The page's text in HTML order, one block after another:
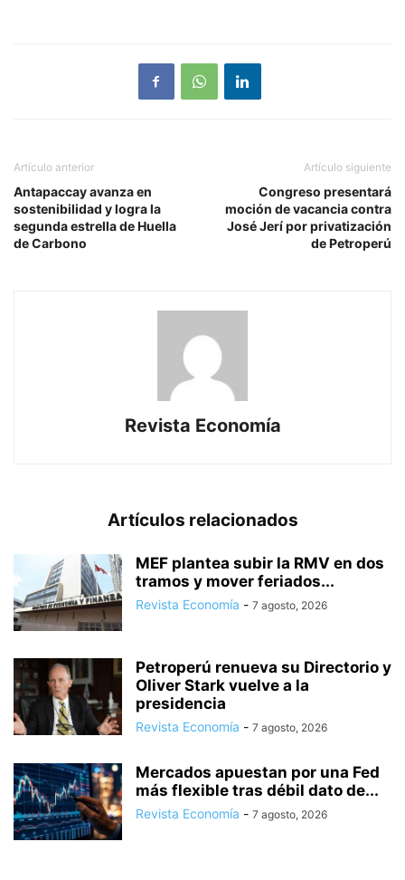
Artículo anterior
Antapaccay avanza en
sostenibilidad y logra la
segunda estrella de Huella
de Carbono
Artículo siguiente
Congreso presentará
moción de vacancia contra
José Jerí por privatización
de Petroperú
Revista Economía
Artículos relacionados
MEF plantea subir la RMV en dos
tramos y mover feriados...
Revista Economía - 7 agosto, 2026
Petroperú renueva su Directorio y
Oliver Stark vuelve a la
presidencia
Revista Economía - 7 agosto, 2026
Mercados apuestan por una Fed
más flexible tras débil dato de...
Revista Economía - 7 agosto, 2026